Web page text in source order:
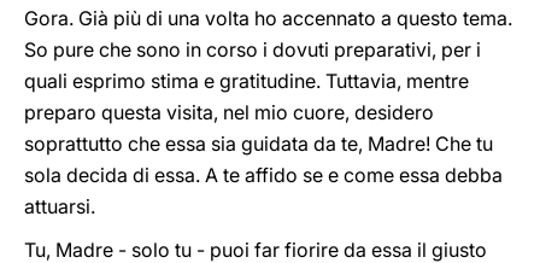
Gora. Già più di una volta ho accennato a questo tema.
So pure che sono in corso i dovuti preparativi, per i
quali esprimo stima e gratitudine. Tuttavia, mentre
preparo questa visita, nel mio cuore, desidero
soprattutto che essa sia guidata da te, Madre! Che tu
sola decida di essa. A te affido se e come essa debba
attuarsi.
Tu, Madre - solo tu - puoi far fiorire da essa il giusto